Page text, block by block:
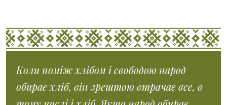
Коли поміж хлібом і свободою народ
обирає хліб, він зрештою втрачає все, в